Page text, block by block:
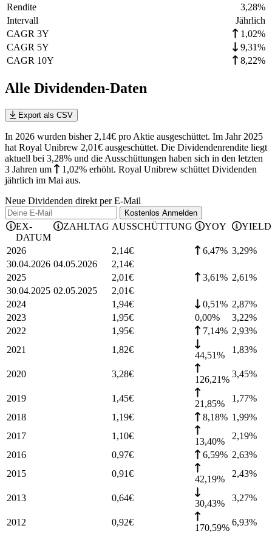
Rendite
3,28%
Intervall
Jährlich
CAGR 3Y
1,02%
CAGR 5Y
9,31%
CAGR 10Y
8,22%
Alle Dividenden-Daten
Export als CSV
In 2026 wurden bisher 2,14€ pro Aktie ausgeschüttet. Im Jahr 2025
hat Royal Unibrew 2,01€ ausgeschüttet. Die Dividendenrendite liegt
aktuell bei 3,28% und die Ausschüttungen haben sich in den letzten
3 Jahren um 1,02% erhöht. Royal Unibrew schüttet Dividenden
jährlich im Mai aus.
Neue Dividenden direkt per E-Mail
Kostenlos Anmelden
EX-
DATUM
ZAHLTAG AUSSCHÜTTUNG YOY YIELD
2026 2,14€ 6,47% 3,29%
30.04.2026 04.05.2026 2,14€
2025
2,01€ 3,61% 2,61%
30.04.2025 02.05.2025 2,01€
2024
1,94€ 0,51% 2,87%
2023
1,95€ 0,00% 3,22%
2022
1,95€ 7,14% 2,93%
2021
1,82€
44,51%
1,83%
2020 3,28€
126,21%
3,45%
2019 1,45€
21,85%
1,77%
2018
1,19€ 8,18% 1,99%
2017
1,10€
13,40%
2,19%
2016
0,97€ 6,59% 2,63%
2015
0,91€
42,19%
2,43%
2013 0,64€
30,43%
3,27%
2012 0,92€
170,59%
6,93%